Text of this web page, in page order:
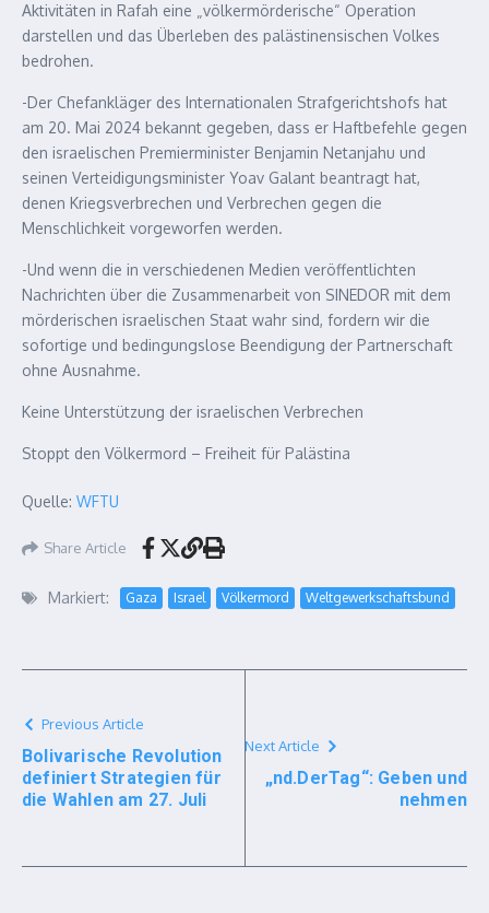
Aktivitäten in Rafah eine „völkermörderische“ Operation
darstellen und das Überleben des palästinensischen Volkes
bedrohen.
-Der Chefankläger des Internationalen Strafgerichtshofs hat
am 20. Mai 2024 bekannt gegeben, dass er Haftbefehle gegen
den israelischen Premierminister Benjamin Netanjahu und
seinen Verteidigungsminister Yoav Galant beantragt hat,
denen Kriegsverbrechen und Verbrechen gegen die
Menschlichkeit vorgeworfen werden.
-Und wenn die in verschiedenen Medien veröffentlichten
Nachrichten über die Zusammenarbeit von SINEDOR mit dem
mörderischen israelischen Staat wahr sind, fordern wir die
sofortige und bedingungslose Beendigung der Partnerschaft
ohne Ausnahme.
Keine Unterstützung der israelischen Verbrechen
Stoppt den Völkermord – Freiheit für Palästina
Quelle: WFTU
Share Article
Markiert: Gaza Israel Völkermord Weltgewerkschaftsbund
Previous Article
Bolivarische Revolution
definiert Strategien für
die Wahlen am 27. Juli
Next Article
„nd.DerTag“: Geben und
nehmen